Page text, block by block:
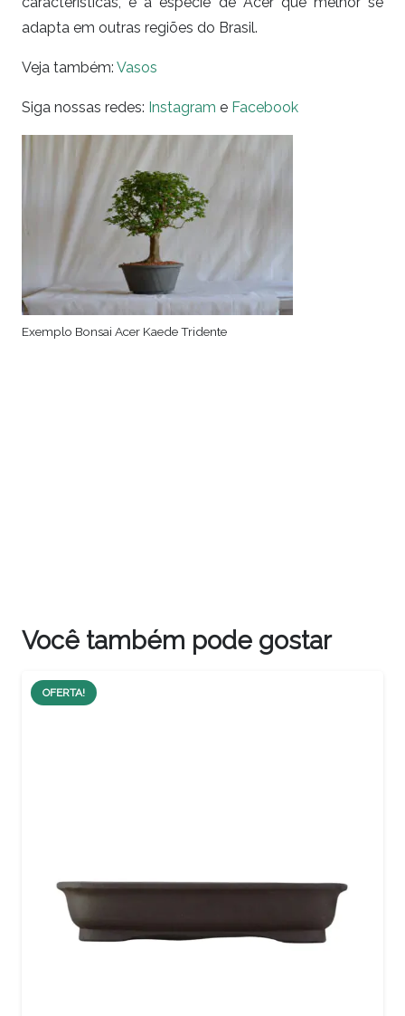
adapta em outras regiões do Brasil.
Veja também: Vasos
Siga nossas redes: Instagram e Facebook
Exemplo Bonsai Acer Kaede Tridente
Você também pode gostar